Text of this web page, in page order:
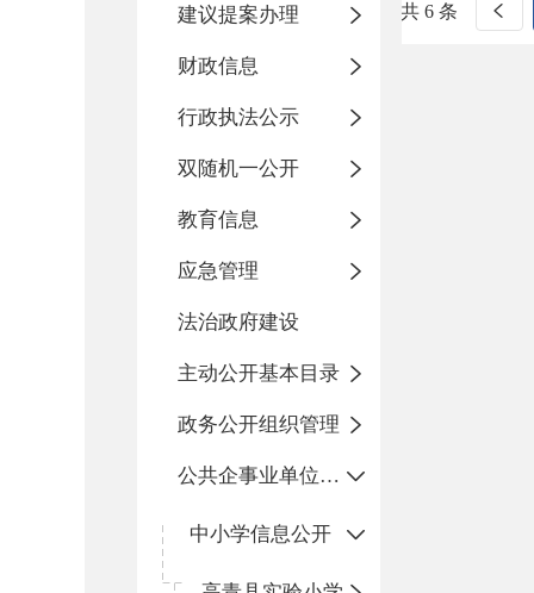
建议提案办理
财政信息
行政执法公示
双随机一公开
教育信息
应急管理
法治政府建设
主动公开基本目录
政务公开组织管理
公共企事业单位信息公开
中小学信息公开
共 6 条